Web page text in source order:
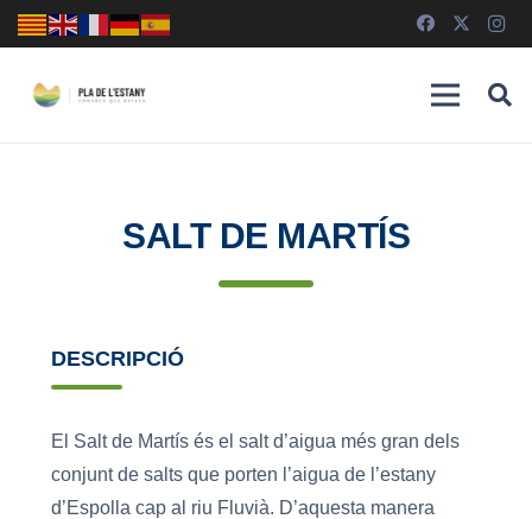
SALT DE MARTÍS
DESCRIPCIÓ
El Salt de Martís és el salt d’aigua més gran dels
conjunt de salts que porten l’aigua de l’estany
d’Espolla cap al riu Fluvià. D’aquesta manera